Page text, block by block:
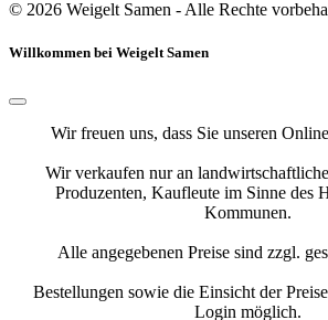
© 2026 Weigelt Samen - Alle Rechte
Willkommen bei Weigelt Samen
Wir freuen uns, dass Sie unseren
Wir verkaufen nur an
Produzenten, Kaufleute im Sinne des
Kommunen.
Alle angegebenen Preise sind zzgl.
Bestellungen sowie die Einsicht der
Login möglich.